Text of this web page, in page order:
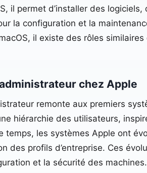
il permet d’installer des
la configuration et la
il existe des rôles
chez Apple
remonte aux premiers
hiérarchie des utilisateurs,
temps, les systèmes Apple ont
des profils d’entreprise. Ces
et la sécurité des machines.